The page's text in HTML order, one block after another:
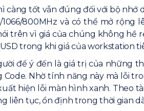
tốt vẫn đúng đối với bộ
1066/800MHz và có thể mở
trên vì giá của chúng không hề
trong khi giá của workstation
để ý đến là giá trị của những
Code. Nhờ tính năng này mà
hiện lỗi màn hình xanh. Theo
liên tục, ổn định trong thời gian